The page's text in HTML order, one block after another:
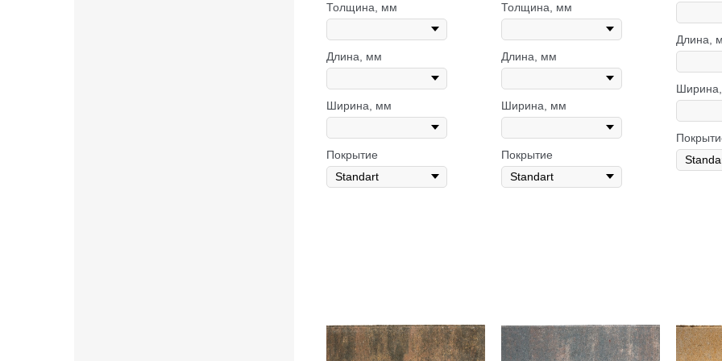
Толщина, мм
Длина, мм
Ширина, мм
Покрытие
Толщина, мм
Длина, мм
Ширина, мм
Покрытие
Длина,